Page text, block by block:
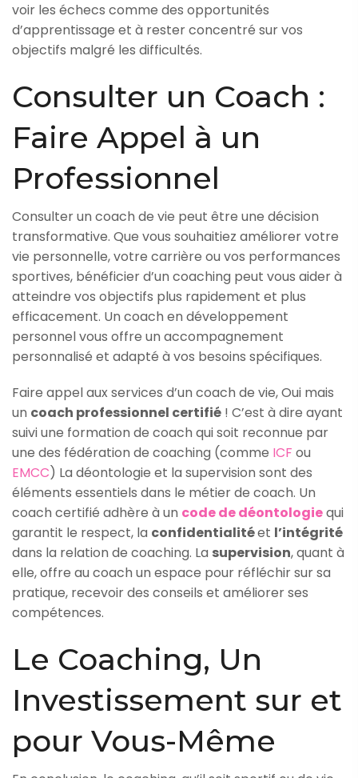
voir les échecs comme des opportunités
d’apprentissage et à rester concentré sur vos
objectifs malgré les difficultés.
Consulter un Coach :
Faire Appel à un
Professionnel
Consulter un coach de vie peut être une décision
transformative. Que vous souhaitiez améliorer votre
vie personnelle, votre carrière ou vos performances
sportives, bénéficier d’un coaching peut vous aider à
atteindre vos objectifs plus rapidement et plus
efficacement. Un coach en développement
personnel vous offre un accompagnement
personnalisé et adapté à vos besoins spécifiques.
Faire appel aux services d’un coach de vie, Oui mais
un coach professionnel certifié ! C’est à dire ayant
suivi une formation de coach qui soit reconnue par
une des fédération de coaching (comme ICF ou
EMCC) La déontologie et la supervision sont des
éléments essentiels dans le métier de coach. Un
coach certifié adhère à un code de déontologiequi
garantit le respect, la confidentialitéet l’intégrité
dans la relation de coaching. La supervision, quant à
elle, offre au coach un espace pour réfléchir sur sa
pratique, recevoir des conseils et améliorer ses
compétences.
Le Coaching, Un
Investissement sur et
pour Vous-Même